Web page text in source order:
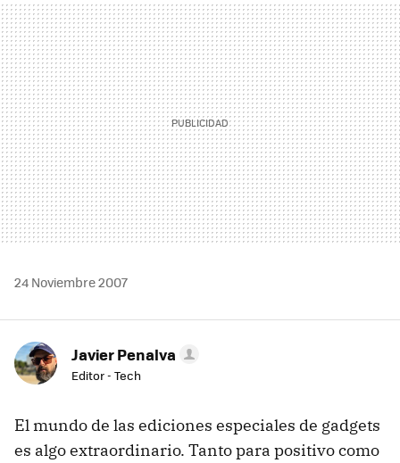
MAIL
24 Noviembre 2007
Javier Penalva
Editor - Tech
El mundo de las ediciones especiales de gadgets
es algo extraordinario. Tanto para positivo como